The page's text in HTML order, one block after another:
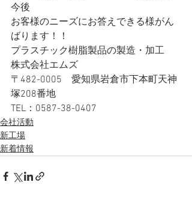
今後
お客様のニーズにお答えできる様がん
ばります！！
プラスチック樹脂製品の製造・加工
株式会社エムズ
〒482-0005　愛知県岩倉市下本町天神
塚208番地
TEL：0587-38-0407
会社活動
新工場
新着情報